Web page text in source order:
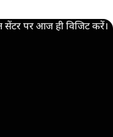
पर आज ही विजिट करें।